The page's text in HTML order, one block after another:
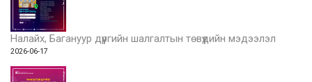
Налайх, Багануур дүүргийн шалгалтын төвүүдийн мэдээлэл
2026-06-17